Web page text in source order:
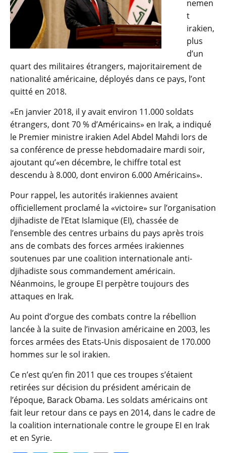
nemen
t
irakien,
plus
d’un
quart des militaires étrangers, majoritairement de
nationalité américaine, déployés dans ce pays, l’ont
quitté en 2018.
«En janvier 2018, il y avait environ 11.000 soldats
étrangers, dont 70 % d’Américains» en Irak, a indiqué
le Premier ministre irakien Adel Abdel Mahdi lors de
sa conférence de presse hebdomadaire mardi soir,
ajoutant qu’«en décembre, le chiffre total est
descendu à 8.000, dont environ 6.000 Américains».
Pour rappel, les autorités irakiennes avaient
officiellement proclamé la «victoire» sur l’organisation
djihadiste de l’Etat Islamique (EI), chassée de
l’ensemble des centres urbains du pays après trois
ans de combats des forces armées irakiennes
soutenues par une coalition internationale anti-
djihadiste sous commandement américain.
Néanmoins, le groupe EI perpètre toujours des
attaques en Irak.
Au point d’orgue des combats contre la rébellion
lancée à la suite de l’invasion américaine en 2003, les
forces armées des Etats-Unis disposaient de 170.000
hommes sur le sol irakien.
Ce n’est qu’en fin 2011 que ces troupes s’étaient
retirées sur décision du président américain de
l’époque, Barack Obama. Les soldats américains ont
fait leur retour dans ce pays en 2014, dans le cadre de
la coalition internationale contre le groupe EI en Irak
et en Syrie.